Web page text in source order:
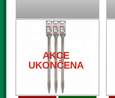
AKCE
UKONČENA